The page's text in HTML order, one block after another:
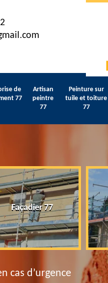
de
77
Artisan
peintre
77
Peinture sur
tuile et toiture
77
Façadier 77
cas d’urgence